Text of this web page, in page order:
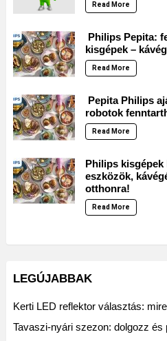
Read More
Philips Pepita:
kisgépek –
Read More
Pepita Philips
robotok
Read More
Philips
eszközök,
otthonra!
Read More
LEGÚJABBAK
Kerti LED reflektor választás:
Tavaszi-nyári szezon: dolgozz és